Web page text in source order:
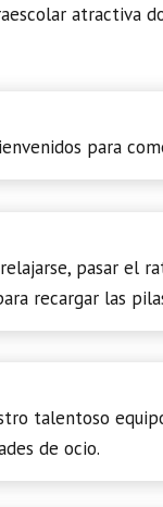
atractiva
para
pasar el
recargar las
talentoso
de ocio.